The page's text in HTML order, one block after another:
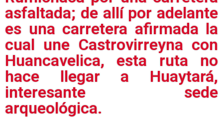
asfaltada; de allí por adelante
es una carretera afirmada la
cual une Castrovirreyna con
Huancavelica, esta ruta no
hace llegar a Huaytará,
interesante sede
arqueológica.